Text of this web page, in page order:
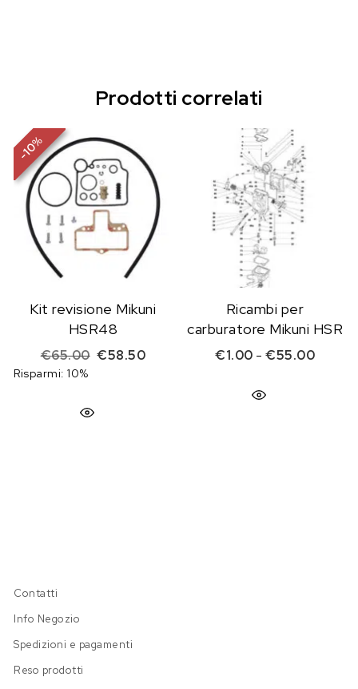
Prodotti correlati
-
10
%
Kit revisione Mikuni
HSR48
€65.00 Il prezzo originale era: €65.00.
€58.50Il prezzo attuale è: €58.50.
Risparmi: 10%
Ricambi per
carburatore Mikuni HSR
€1.00 - €55.00Fascia
Contatti
Info Negozio
Spedizioni e pagamenti
Reso prodotti